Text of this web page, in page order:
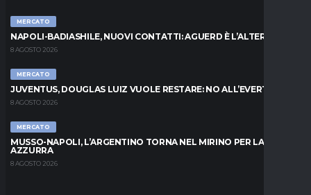
MERCATO
NAPOLI-BADIASHILE, NUOVI CONTATTI: AGUERD È L’ALTERNATIVA
8 AGOSTO 2026
MERCATO
JUVENTUS, DOUGLAS LUIZ VUOLE RESTARE: NO ALL’EVERTON
8 AGOSTO 2026
MERCATO
MUSSO-NAPOLI, L’ARGENTINO TORNA NEL MIRINO PER LA PORTA
AZZURRA
8 AGOSTO 2026